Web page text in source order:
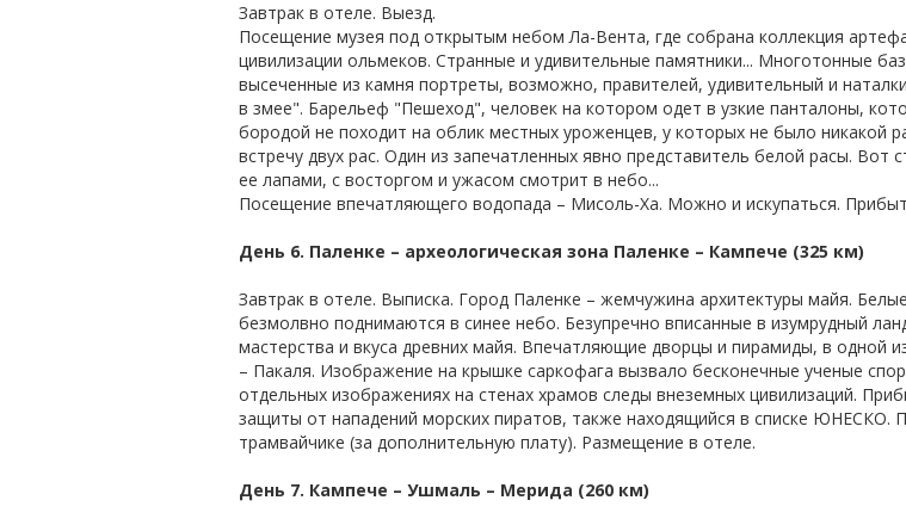
Завтрак в отеле. Выезд.
Посещение музея под открытым небом Ла-Вента, где собрана коллекция
цивилизации ольмеков. Странные и удивительные памятники... Многотонные
высеченные из камня портреты, возможно, правителей, удивительный и
в змее". Барельеф "Пешеход", человек на котором одет в узкие панталоны,
бородой не походит на облик местных уроженцев, у которых не было никакой
встречу двух рас. Один из запечатленных явно представитель белой расы. Вот
ее лапами, с восторгом и ужасом смотрит в небо...
Посещение впечатляющего водопада – Мисоль-Ха. Можно и искупаться.
День 6. Паленке – археологическая зона Паленке – Кампече (325 км)
Завтрак в отеле. Выписка. Город Паленке – жемчужина архитектуры майя.
безмолвно поднимаются в синее небо. Безупречно вписанные в изумрудный
мастерства и вкуса древних майя. Впечатляющие дворцы и пирамиды, в одной
– Пакаля. Изображение на крышке саркофага вызвало бесконечные ученые
отдельных изображениях на стенах храмов следы внеземных цивилизаций.
защиты от нападений морских пиратов, также находящийся в списке ЮНЕСКО.
трамвайчике (за дополнительную плату). Размещение в отеле.
День 7. Кампече – Ушмаль – Мерида (260 км)